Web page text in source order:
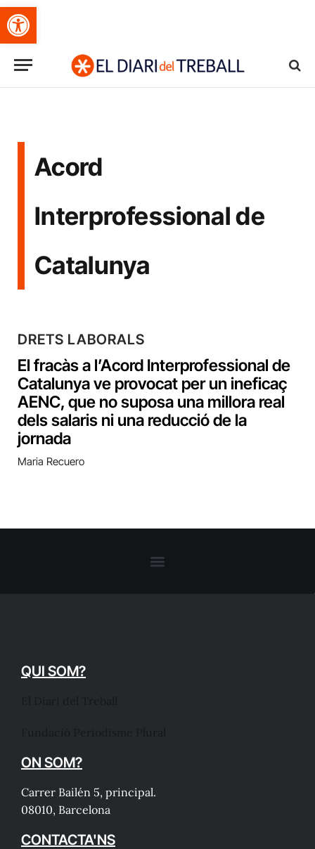
Obre la barra d'eines
Acord
Interprofessional de
Catalunya
DRETS LABORALS
El fracàs a l’Acord Interprofessional de
Catalunya ve provocat per un ineficaç
AENC, que no suposa una millora real
dels salaris ni una reducció de la
jornada
Maria Recuero
QUI SOM?
ON SOM?
Carrer Bailén 5, principal.
08010, Barcelona
CONTACTA'NS